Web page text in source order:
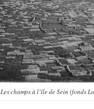
Les champs à l’île de Sein (fonds